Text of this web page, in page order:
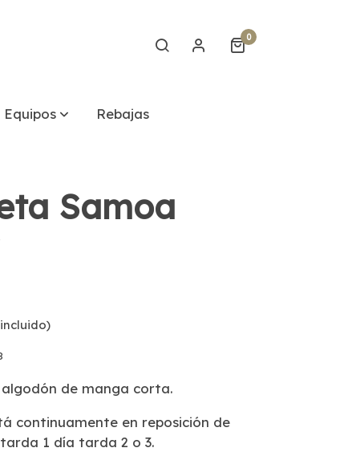
0
Equipos
Rebajas
Samoa
de manga corta.
continuamente en reposición de
1 día tarda 2 o 3.